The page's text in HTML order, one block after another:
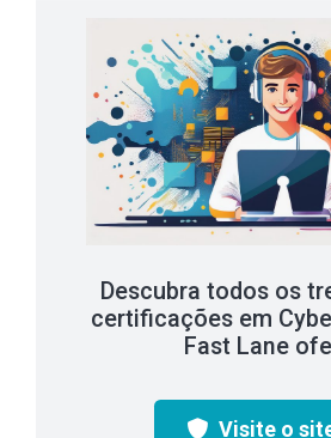
Descubra todos os
certificações em
Fast Lane
Visite o